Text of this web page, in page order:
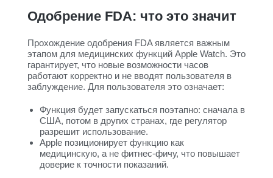
Одобрение FDA: что это значит
Прохождение одобрения FDA является важным
этапом для медицинских функций Apple Watch. Это
гарантирует, что новые возможности часов
работают корректно и не вводят пользователя в
заблуждение. Для пользователя это означает:
Функция будет запускаться поэтапно: сначала в
США, потом в других странах, где регулятор
разрешит использование.
Apple позиционирует функцию как
медицинскую, а не фитнес-фичу, что повышает
доверие к точности показаний.